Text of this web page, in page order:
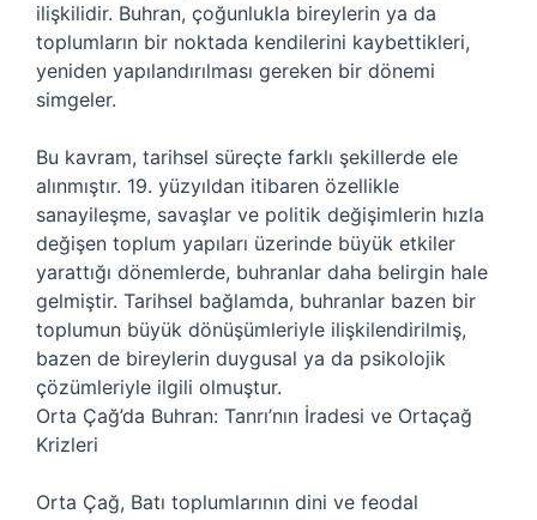
ilişkilidir. Buhran, çoğunlukla bireylerin ya da
toplumların bir noktada kendilerini kaybettikleri,
yeniden yapılandırılması gereken bir dönemi
simgeler.
Bu kavram, tarihsel süreçte farklı şekillerde ele
alınmıştır. 19. yüzyıldan itibaren özellikle
sanayileşme, savaşlar ve politik değişimlerin hızla
değişen toplum yapıları üzerinde büyük etkiler
yarattığı dönemlerde, buhranlar daha belirgin hale
gelmiştir. Tarihsel bağlamda, buhranlar bazen bir
toplumun büyük dönüşümleriyle ilişkilendirilmiş,
bazen de bireylerin duygusal ya da psikolojik
çözümleriyle ilgili olmuştur.
Orta Çağ’da Buhran: Tanrı’nın İradesi ve Ortaçağ
Krizleri
Orta Çağ, Batı toplumlarının dini ve feodal